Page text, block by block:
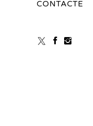
CONTACTE